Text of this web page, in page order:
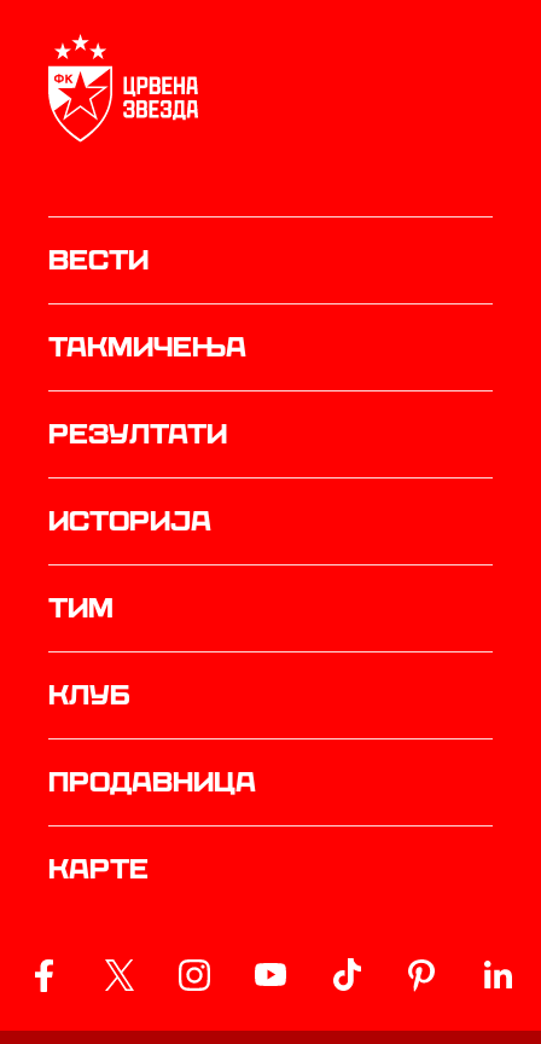
Вести
Такмичења
резултати
историја
ТИМ
Клуб
продавница
Карте